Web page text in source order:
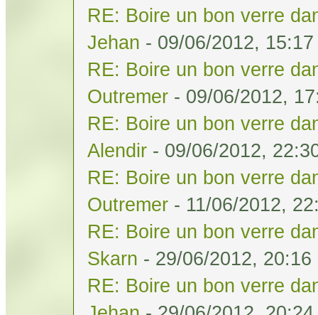
RE: Boire un bon verre
Jehan - 09/06/2012, 15:17
RE: Boire un bon verre
Outremer - 09/06/2012,
RE: Boire un bon verre
Alendir - 09/06/2012,
RE: Boire un bon verre
Outremer - 11/06/2012,
RE: Boire un bon verre
Skarn - 29/06/2012, 20:16
RE: Boire un bon verre